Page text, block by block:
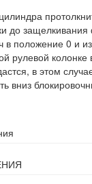
до защелкивания
в положение 0 и
рулевой колонке
в этом
вниз